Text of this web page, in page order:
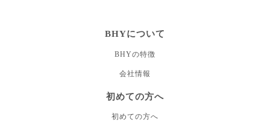
BHYについて
BHYの特徴
会社情報
初めての方へ
初めての方へ